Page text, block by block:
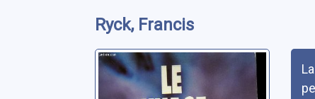
Ryck, Francis